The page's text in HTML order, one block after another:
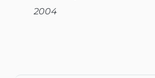
2004